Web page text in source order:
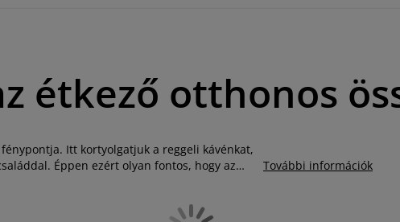
étkező otthonos
Itt kortyolgatjuk a reggeli kávénkat,
Éppen ezért olyan fontos, hogy az
remek étkezőgarnitúrákat kínál Önnek, ennek
További információk